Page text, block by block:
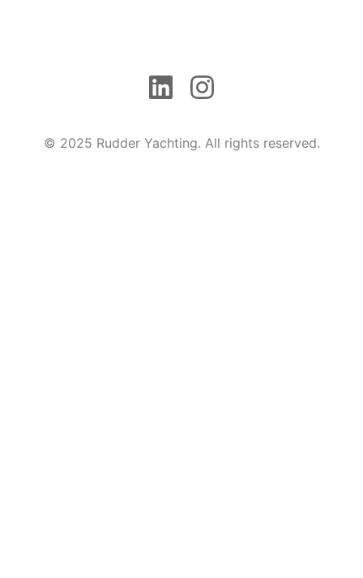
© 2025 Rudder Yachting. All rights reserved.